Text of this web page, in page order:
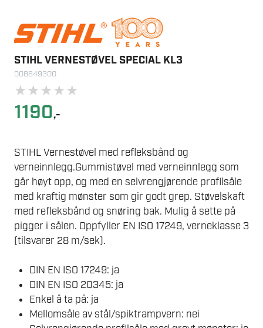
STIHL VERNESTØVEL SPECIAL KL3
008849300
★★★★★
1190,-
STIHL Vernestøvel med refleksbånd og
verneinnlegg.Gummistøvel med verneinnlegg som
går høyt opp, og med en selvrengjørende profilsåle
med kraftig mønster som gir godt grep. Støvelskaft
med refleksbånd og snøring bak. Mulig å sette på
pigger i sålen. Oppfyller EN ISO 17249, verneklasse 3
(tilsvarer 28 m/sek).
DIN EN ISO 17249: ja
DIN EN ISO 20345: ja
Enkel å ta på: ja
Mellomsåle av stål/spiktrampvern: nei